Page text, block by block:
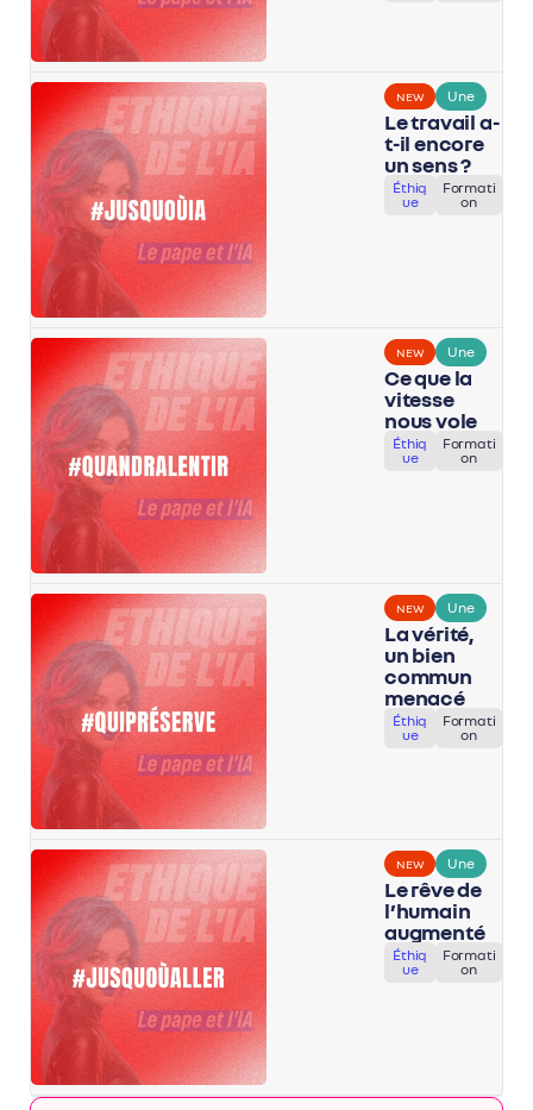
NEW Une
Le travail a-
t-il encore
un sens ?
Éthiq
ue
Formati
on
NEW Une
Ce que la
vitesse
nous vole
Éthiq
ue
Formati
on
NEW Une
La vérité,
un bien
commun
menacé
Éthiq
ue
Formati
on
NEW Une
Le rêve de
l’humain
augmenté
Éthiq
ue
Formati
on